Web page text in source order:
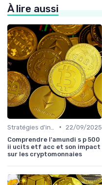
À lire aussi
•
22/09/2025
Comprendre l'amundi s p 500
ii ucits etf acc et son impact
sur les cryptomonnaies